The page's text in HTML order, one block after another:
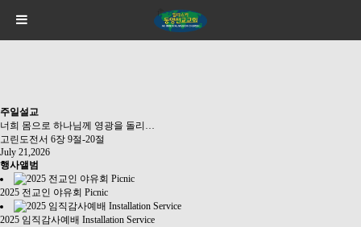
주일설교
너희 몸으로 하나님께 영광을 돌리…
고린도전서 6장 9절-20절
July 21,2026
행사앨범
2025 전교인 야유회 Picnic
2025 임직감사예배 Installation Service